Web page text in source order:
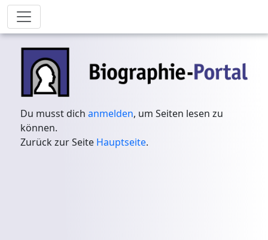
Du musst dichanmelden, um Seiten lesen zu
können.
Zurück zur Seite Hauptseite.